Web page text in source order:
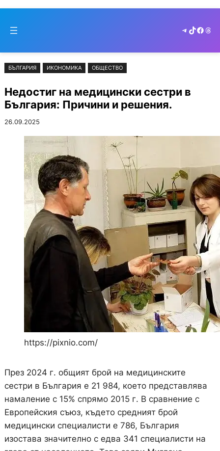
съдържанието
to
Telegram
TikTok
БЪЛГАРИЯ ИКОНОМИКА ОБЩЕСТВО
Недостиг на медицински сестри в
България: Причини и решения.
26.09.2025
https://pixnio.com/
През 2024 г. общият брой на медицинските
сестри в България е 21 984, което представлява
намаление с 15% спрямо 2015 г. В сравнение с
Европейския съюз, където средният брой
медицински специалисти е 786, България
изостава значително с едва 341 специалисти на